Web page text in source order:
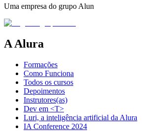
Uma empresa do grupo Alun
A Alura
Formações
Como Funciona
Todos os cursos
Depoimentos
Instrutores(as)
Dev em <T>
Luri, a inteligência artificial da Alura
IA Conference 2024